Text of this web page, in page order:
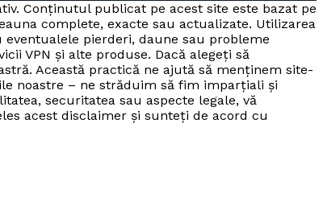
Conținutul publicat pe acest site este bazat pe
complete, exacte sau actualizate. Utilizarea
pierderi, daune sau probleme
VPN și alte produse. Dacă alegeți să
Această practică ne ajută să menținem site-
noastre – ne străduim să fim imparțiali și
securitatea sau aspecte legale, vă
acest disclaimer și sunteți de acord cu